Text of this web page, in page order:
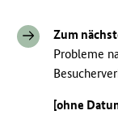
Zum
Probleme
[ohne